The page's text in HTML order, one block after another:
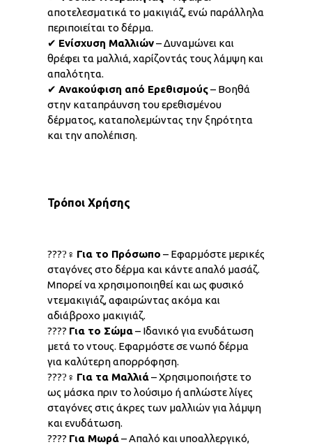
αποτελεσματικά το μακιγιάζ, ενώ παράλληλα
περιποιείται το δέρμα.
✔ Ενίσχυση Μαλλιών– Δυναμώνει και
θρέφει τα μαλλιά, χαρίζοντάς τους λάμψη και
απαλότητα.
✔ Ανακούφιση από Ερεθισμούς– Βοηθά
στην καταπράυνση του ερεθισμένου
δέρματος, καταπολεμώντας την ξηρότητα
και την απολέπιση.
Τρόποι Χρήσης
????‍♀ Για το Πρόσωπο – Εφαρμόστε μερικές
σταγόνες στο δέρμα και κάντε απαλό μασάζ.
Μπορεί να χρησιμοποιηθεί και ως φυσικό
ντεμακιγιάζ, αφαιρώντας ακόμα και
αδιάβροχο μακιγιάζ.
???? Για το Σώμα– Ιδανικό για ενυδάτωση
μετά το ντους. Εφαρμόστε σε νωπό δέρμα
για καλύτερη απορρόφηση.
????‍♀ Για τα Μαλλιά– Χρησιμοποιήστε το
ως μάσκα πριν το λούσιμο ή απλώστε λίγες
σταγόνες στις άκρες των μαλλιών για λάμψη
και ενυδάτωση.
???? Για Μωρά– Απαλό και υποαλλεργικό,